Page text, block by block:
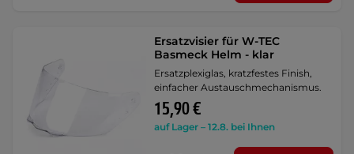
Ersatzvisier für W-TEC
Basmeck Helm - klar
Ersatzplexiglas, kratzfestes Finish,
einfacher Austauschmechanismus.
15,90 €
auf Lager – 12.8. bei Ihnen